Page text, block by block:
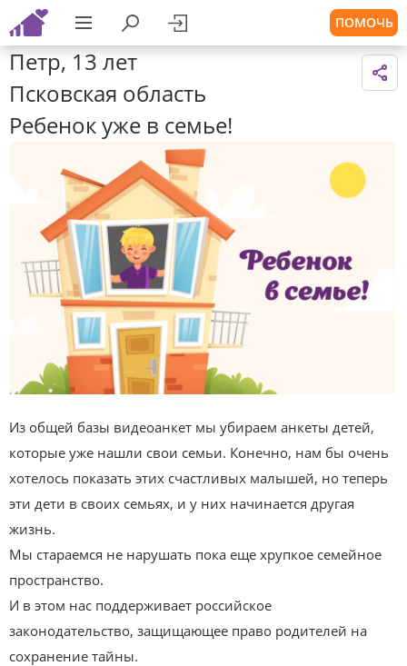
ПОМОЧЬ
Петр, 13 лет
Псковская область
Ребенок уже в семье!
Из общей базы видеоанкет мы убираем анкеты детей,
которые уже нашли свои семьи. Конечно, нам бы очень
хотелось показать этих счастливых малышей, но теперь
эти дети в своих семьях, и у них начинается другая
жизнь.
Мы стараемся не нарушать пока еще хрупкое семейное
пространство.
И в этом нас поддерживает российское
законодательство, защищающее право родителей на
сохранение тайны.